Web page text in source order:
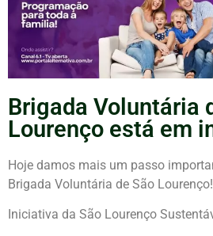
Brigada Voluntária
Lourenço está em
Hoje damos mais um passo
Brigada Voluntária de São
Iniciativa da São Lourenço